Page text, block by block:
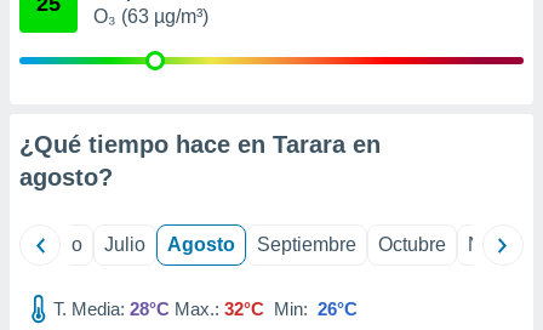
mediante
publicidad
publicidad
O₃ (63 µg/m³)
¿Qué tiempo hace en Tarara en
agosto?
Junio Julio Agosto Septiembre Octubre
T. Media: 28°C Max.: 32°C Min: 26°C